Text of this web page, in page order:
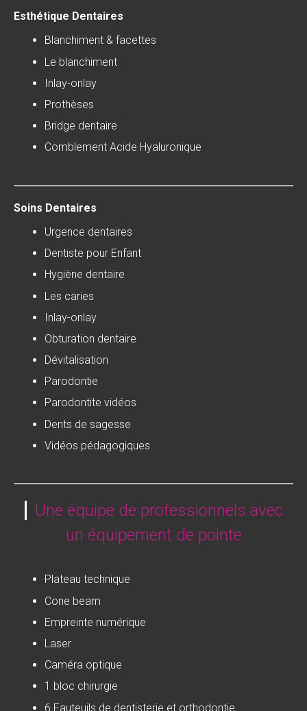
Esthétique Dentaires
Blanchiment & facettes
Le blanchiment
Inlay-onlay
Prothèses
Bridge dentaire
Comblement Acide Hyaluronique
Soins Dentaires
Urgence dentaires
Dentiste pour Enfant
Hygiène dentaire
Les caries
Inlay-onlay
Obturation dentaire
Dévitalisation
Parodontie
Parodontite vidéos
Dents de sagesse
Vidéos pédagogiques
Une équipe de professionnels avec
un équipement de pointe
Plateau technique
Cone beam
Empreinte numérique
Laser
Caméra optique
1 bloc chirurgie
6 Fauteuils de dentisterie et orthodontie